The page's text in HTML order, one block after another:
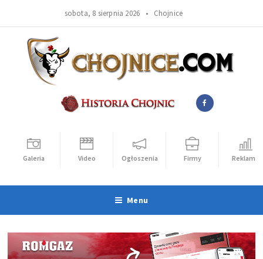
sobota, 8 sierpnia 2026 • Chojnice
Galeria Video Ogłoszenia Firmy Reklama
Menu